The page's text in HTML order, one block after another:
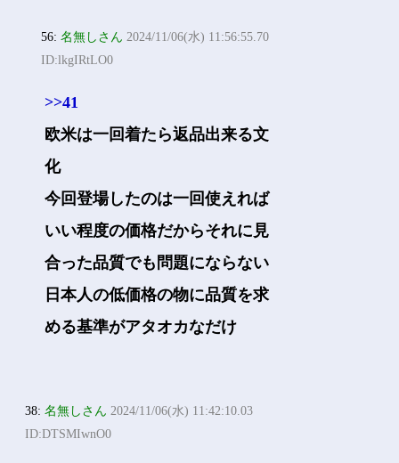
56:名無しさん 2024/11/06(水) 11:56:55.70
ID:lkgIRtLO0
>>41
欧米は一回着たら返品出来る文
化
今回登場したのは一回使えれば
いい程度の価格だからそれに見
合った品質でも問題にならない
日本人の低価格の物に品質を求
める基準がアタオカなだけ
38:名無しさん 2024/11/06(水) 11:42:10.03
ID:DTSMIwnO0